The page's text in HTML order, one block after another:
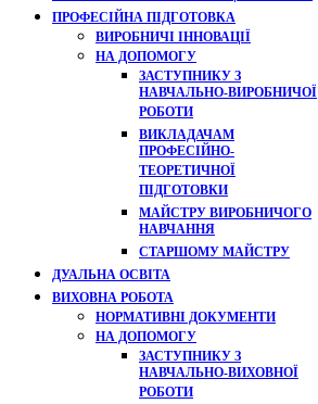
ПРОФЕСІЙНА ПІДГОТОВКА
ВИРОБНИЧІ ІННОВАЦІЇ
НА ДОПОМОГУ
ЗАСТУПНИКУ З
НАВЧАЛЬНО-ВИРОБНИЧОЇ
РОБОТИ
ВИКЛАДАЧАМ
ПРОФЕСІЙНО-
ТЕОРЕТИЧНОЇ
ПІДГОТОВКИ
МАЙСТРУ ВИРОБНИЧОГО
НАВЧАННЯ
СТАРШОМУ МАЙСТРУ
ДУАЛЬНА ОСВІТА
ВИХОВНА РОБОТА
НОРМАТИВНІ ДОКУМЕНТИ
НА ДОПОМОГУ
ЗАСТУПНИКУ З
НАВЧАЛЬНО-ВИХОВНОЇ
РОБОТИ